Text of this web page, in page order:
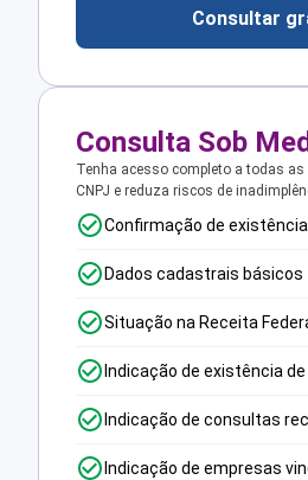
Consultar
Consulta Sob
Tenha acesso completo a todas
CNPJ e reduza riscos de
Confirmação de existência
Dados cadastrais básicos
Situação na Receita
Indicação de existência
Indicação de consultas
Indicação de empresas